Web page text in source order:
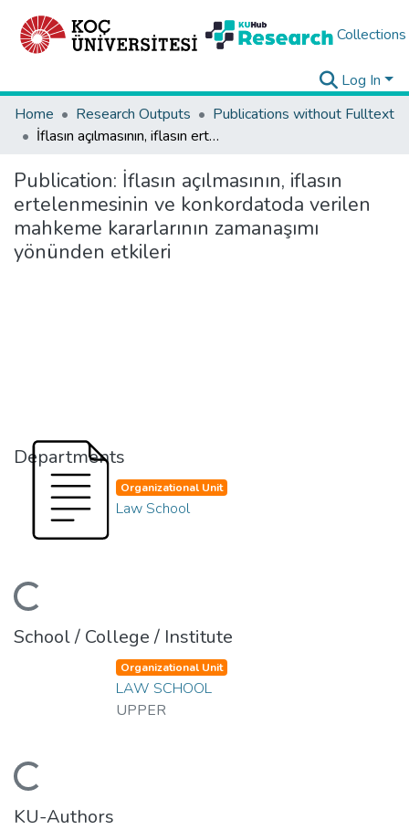
Collections
Log In
Home
Research Outputs
Publications without Fulltext
İflasın açılmasının, iflasın ertelenmesinin ve konkordatoda verilen mahkeme kararlarının zamanaşımı yönünden etkileri
Publication: İflasın açılmasının, iflasın
ertelenmesinin ve konkordatoda verilen
mahkeme kararlarının zamanaşımı
yönünden etkileri
Departments
Organizational Unit
Law School
School / College / Institute
Organizational Unit
LAW SCHOOL
UPPER
KU-Authors